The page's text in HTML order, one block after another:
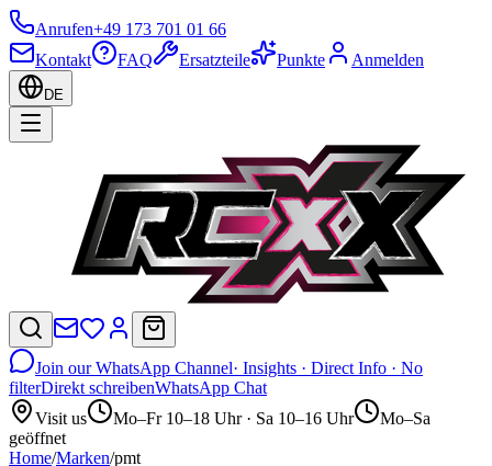
Anrufen+49 173 701 01 66
Kontakt
FAQ Ersatzteile Punkte Anmelden
DE
Join our WhatsApp Channel· Insights · Direct Info · No
filterDirekt schreibenWhatsApp Chat
Visit us
Mo–Fr 10–18 Uhr · Sa 10–16 Uhr
Mo–Sa
geöffnet
Home/Marken/pmt